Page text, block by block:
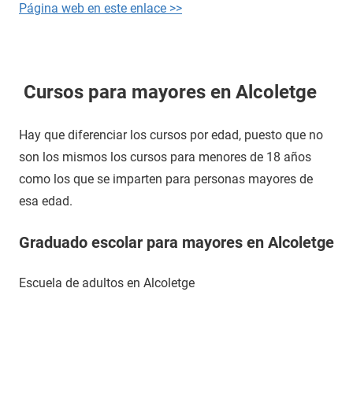
Página web en este enlace >>
Cursos para mayores en Alcoletge
Hay que diferenciar los cursos por edad, puesto que no
son los mismos los cursos para menores de 18 años
como los que se imparten para personas mayores de
esa edad.
Graduado escolar para mayores en Alcoletge
Escuela de adultos en Alcoletge